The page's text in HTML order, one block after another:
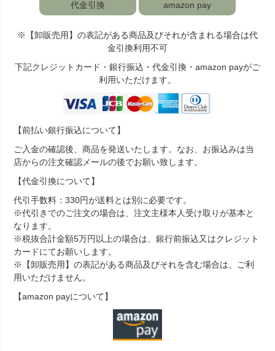
代金引換 amazon pay
※【卸販売用】の表記がある商品及びそれが含まれる場合は代
金引換利用不可
下記クレジットカード・銀行振込・代金引換・amazon payがご
利用いただけます。
【前払い銀行振込について】
ご入金の確認後、商品を発送いたします。なお、お振込みは当
店からの注文確認メールの後でお願い致します。
【代金引換について】
代引手数料：330円が送料とは別に必要です。
※代引きでのご注文の場合は、注文主様本人受け取りが基本と
なります。
※税抜合計金額5万円以上の場合は、銀行前振込又はクレジット
カードにてお願いします。
※【卸販売用】の表記がある商品及びそれを含む場合は、ご利
用いただけません。
【amazon payについて】